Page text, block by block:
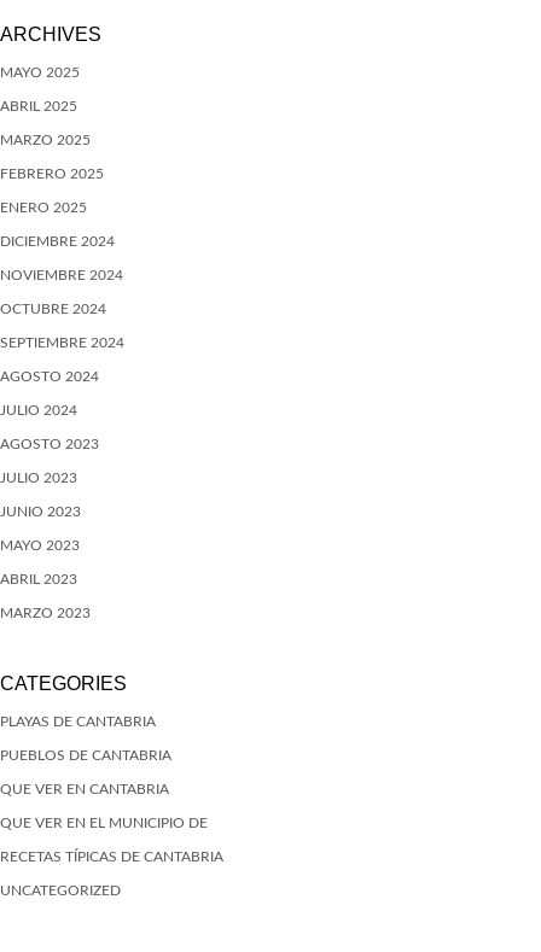
ARCHIVES
MAYO 2025
ABRIL 2025
MARZO 2025
FEBRERO 2025
ENERO 2025
DICIEMBRE 2024
NOVIEMBRE 2024
OCTUBRE 2024
SEPTIEMBRE 2024
AGOSTO 2024
JULIO 2024
AGOSTO 2023
JULIO 2023
JUNIO 2023
MAYO 2023
ABRIL 2023
MARZO 2023
CATEGORIES
PLAYAS DE CANTABRIA
PUEBLOS DE CANTABRIA
QUE VER EN CANTABRIA
QUE VER EN EL MUNICIPIO DE
RECETAS TÍPICAS DE CANTABRIA
UNCATEGORIZED